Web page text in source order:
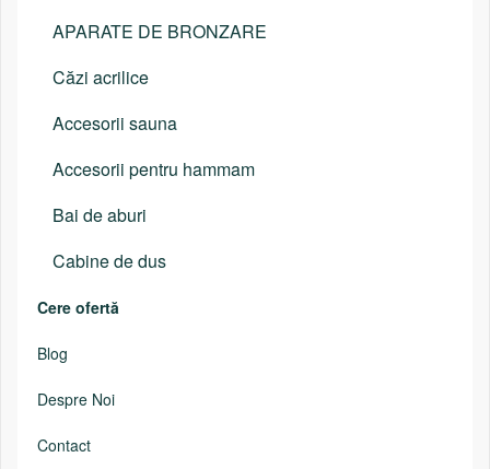
APARATE DE BRONZARE
Căzi acrilice
Accesorii sauna
Accesorii pentru hammam
Bai de aburi
Cabine de dus
Cere ofertă
Blog
Despre Noi
Contact